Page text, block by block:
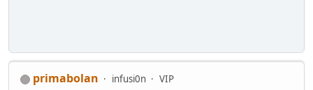
primabolan infusi0n
VIP